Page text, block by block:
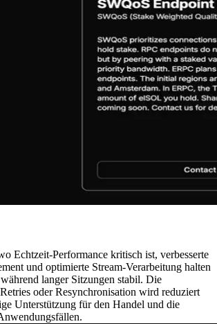
Echtzeit-Performance kritisch ist, verbesserte
und optimierte Stream-Verarbeitung halten
langer Sitzungen stabil. Die
oder Resynchronisation wird reduziert
Unterstützung für den Handel und die